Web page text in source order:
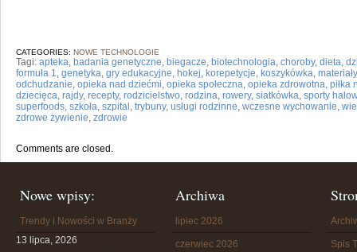
CATEGORIES: NOWE TECHNOLOGIE
Tagi: apteka, badania genetyczne, biegacze, biotechnologia, choroby, dieta,
formuła 1, genetyka, gry edukacyjne, hokej, korepetycje, koszykówka,
odchudzanie, opieka nad dziećmi, opieka społeczna, opieka zdrowotna, piłka
dziecięca, rajdy, recepty, rodzicielstwo, rodzina, rowery, siatkówka, sporty
superfoods, szkoła, szpital , trybuny, usługi rodzinne, wczesne wychowanie,
zdrowe żywienie, zdrowie
Comments are closed.
Nowe wpisy:
Trendy i Nowości w Branży
13 lipca, 2026
Archiwa
lipiec 2026
czerwiec 2026 Spis